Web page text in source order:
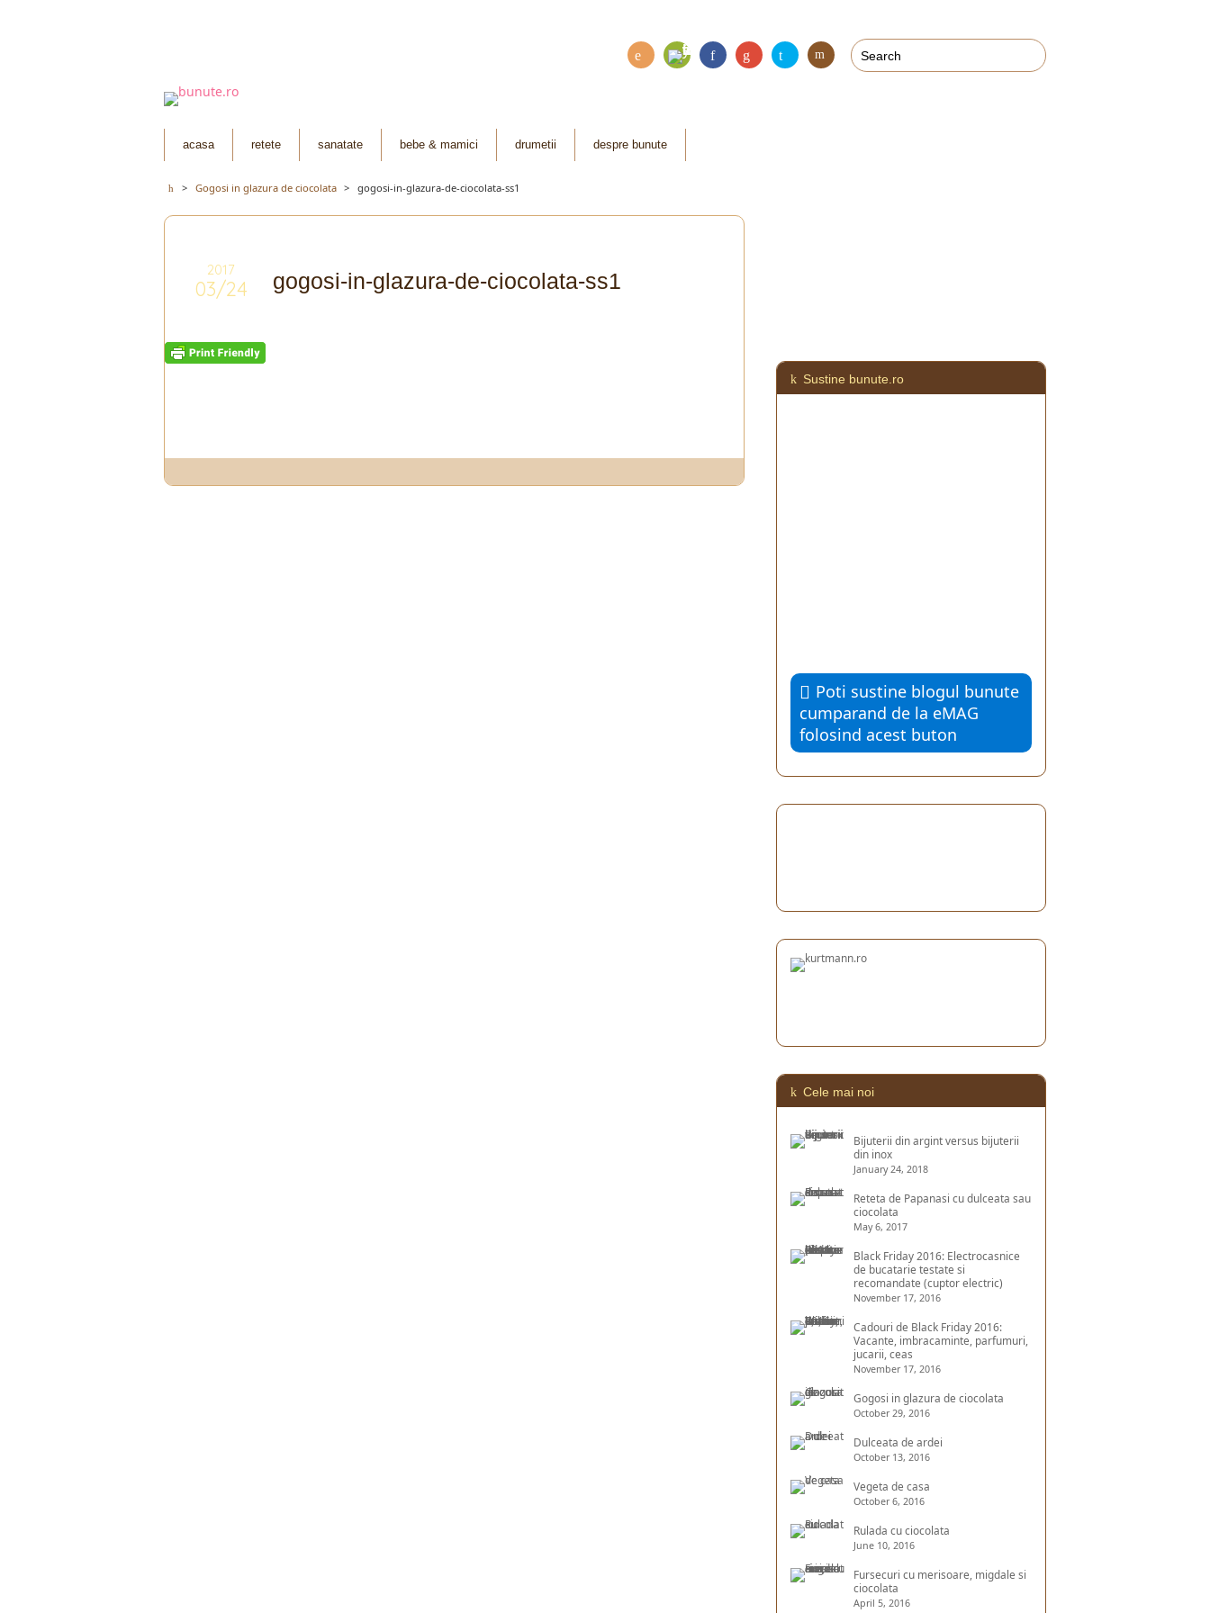
acasa retete sanatate bebe & mamici drumetii despre bunute
> Gogosi in glazura de ciocolata > gogosi-in-glazura-de-ciocolata-ss1
2017
03/24 gogosi-in-glazura-de-ciocolata-ss1
Sustine bunute.ro
Poti sustine blogul bunute
cumparand de la eMAG
folosind acest buton
Cele mai noi
Bijuterii din argint versus bijuterii
din inox
January 24, 2018
Reteta de Papanasi cu dulceata sau
ciocolata
May 6, 2017
Black Friday 2016: Electrocasnice
de bucatarie testate si
recomandate (cuptor electric)
November 17, 2016
Cadouri de Black Friday 2016:
Vacante, imbracaminte, parfumuri,
jucarii, ceas
November 17, 2016
Gogosi in glazura de ciocolata
October 29, 2016
Dulceata de ardei
October 13, 2016
Vegeta de casa
October 6, 2016
Rulada cu ciocolata
June 10, 2016
Fursecuri cu merisoare, migdale si
ciocolata
April 5, 2016